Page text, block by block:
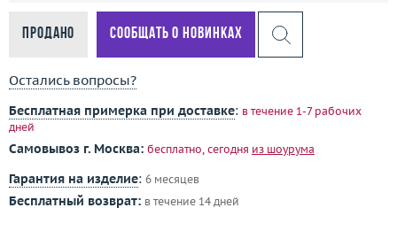
Продано Сообщать о новинках
Остались вопросы?
Бесплатная примерка при доставке: в течение 1-7 рабочих
дней
Самовывоз г. Москва: бесплатно, сегодня из шоурума
Гарантия на изделие: 6 месяцев
Бесплатный возврат: в течение 14 дней